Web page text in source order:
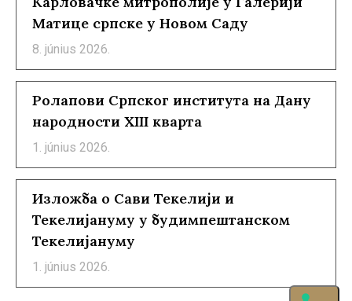
Матице српске у Новом Саду
8. június 2026.
Ролапови Српског института на Дану
народности XIII кварта
1. június 2026.
Изложба о Сави Текелији и
Текелијануму у будимпештанском
Текелијануму
1. június 2026.